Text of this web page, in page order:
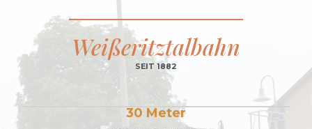
Weißeritztalbahn
SEIT 1882
30 Meter